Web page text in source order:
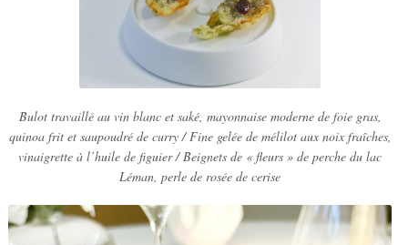
Bulot travaillé au vin blanc et saké, mayonnaise moderne de foie gras,
quinoa frit et saupoudré de curry /Fine gelée de mélilot aux noix fraîches,
vinaigrette à l’huile de figuier /Beignets de « fleurs » de perche du lac
Léman, perle de rosée de cerise